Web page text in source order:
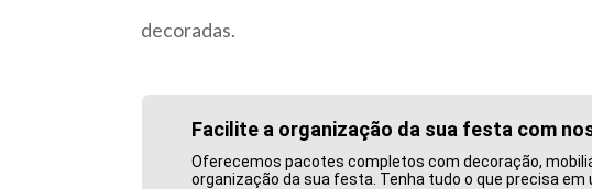
decoradas.
Facilite a organização da sua festa com
Oferecemos pacotes completos com decoração,
organização da sua festa. Tenha tudo o que precisa em